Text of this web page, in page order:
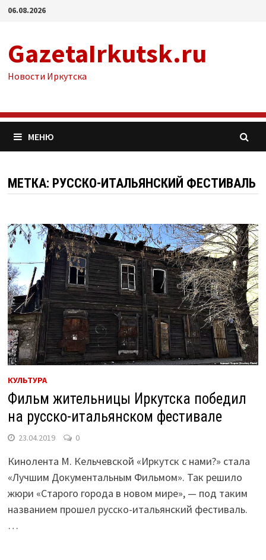
Перейти
06.08.2026
GazetaIrkutsk.ru
Новости Иркутска
МЕНЮ
МЕТКА: РУССКО-ИТАЛЬЯНСКИЙ ФЕСТИВАЛЬ
КУЛЬТУРА
Фильм жительницы Иркутска победил
на русско-итальянском фестивале
23.04.2019 0
Кинолента М. Кельчевской «Иркутск с нами?» стала
«Лучшим Документальным Фильмом». Так решило
жюри «Старого города в новом мире», — под таким
названием прошел русско-итальянский фестиваль.
…